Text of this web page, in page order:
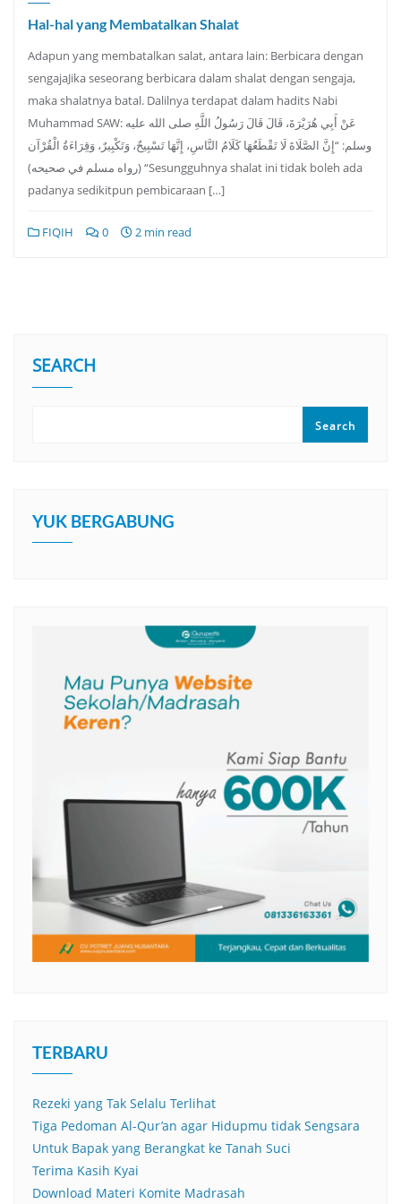
Hal-hal yang Membatalkan Shalat
Adapun yang membatalkan salat, antara lain: Berbicara dengan
sengajaJika seseorang berbicara dalam shalat dengan sengaja,
maka shalatnya batal. Dalilnya terdapat dalam hadits Nabi
Muhammad SAW: عَنْ أَبِي هُرَيْرَةَ، قَالَ قَالَ رَسُولُ اللَّهِ صلى الله عليه
وسلم: “إِنَّ الصَّلَاةَ لَا تَقْطَعُهَا كَلَامُ النَّاسِ، إِنَّهَا تَسْبِيحٌ، وَتَكْبِيرٌ، وَقِرَاءَةُ الْقُرْآن
(رواه مسلم في صحيحه) “Sesungguhnya shalat ini tidak boleh ada
padanya sedikitpun pembicaraan […]
FIQIH 0 2 min read
SEARCH
Search
YUK BERGABUNG
TERBARU
Rezeki yang Tak Selalu Terlihat
Tiga Pedoman Al-Qur’an agar Hidupmu tidak Sengsara
Untuk Bapak yang Berangkat ke Tanah Suci
Terima Kasih Kyai
Download Materi Komite Madrasah